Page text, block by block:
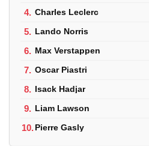
4. Charles Leclerc
5. Lando Norris
6. Max Verstappen
7. Oscar Piastri
8. Isack Hadjar
9. Liam Lawson
10.Pierre Gasly